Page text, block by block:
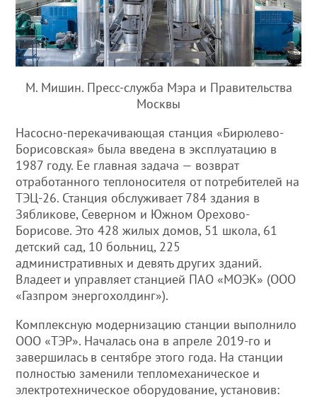
М. Мишин. Пресс-служба Мэра и Правительства
Москвы
Насосно-перекачивающая станция «Бирюлево-
Борисовская» была введена в эксплуатацию в
1987 году. Ее главная задача — возврат
отработанного теплоносителя от потребителей на
ТЭЦ-26. Станция обслуживает 784 здания в
Зябликове, Северном и Южном Орехово-
Борисове. Это 428 жилых домов, 51 школа, 61
детский сад, 10 больниц, 225
административных и девять других зданий.
Владеет и управляет станцией ПАО «МОЭК» (ООО
«Газпром энергохолдинг»).
Комплексную модернизацию станции выполнило
ООО «ТЭР». Началась она в апреле 2019-го и
завершилась в сентябре этого года. На станции
полностью заменили тепломеханическое и
электротехническое оборудование, установив: